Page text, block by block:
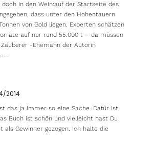
doch in den Wein:auf der Startseite des
dass unter den Hohentauern
von Gold liegen. Experten schätzen
auf nur rund 55.000 t – da müssen
-Ehemann der Autorin
2014
das ja immer so eine Sache. Dafür ist
Buch ist schön und vielleicht hast Du
als Gewinner gezogen. Ich halte die